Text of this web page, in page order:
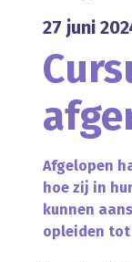
27 juni
Afgelopen
hoe zij in
kunnen
opleiden